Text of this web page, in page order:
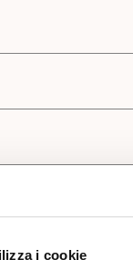
i cookie